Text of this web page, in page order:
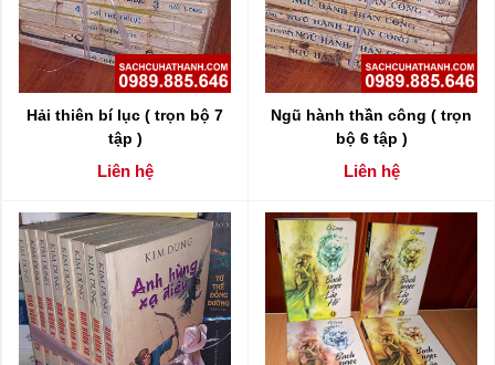
Hải thiên bí lục ( trọn bộ 7
tập )
Liên hệ
Ngũ hành thần công ( trọn
bộ 6 tập )
Liên hệ